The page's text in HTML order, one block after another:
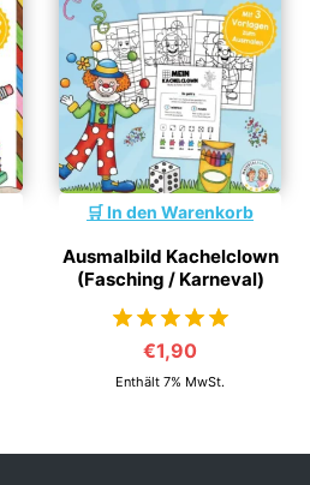
In den Warenkorb
Ausmalbild Kachelclown
(Fasching / Karneval)
von 5
€1,90
Enthält 7% MwSt.